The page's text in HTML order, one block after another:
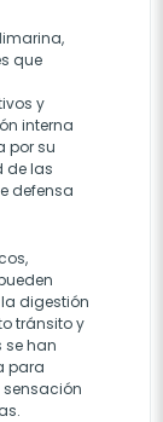
que
y
interna
por su
de las
defensa
digestión
tránsito y
se han
para